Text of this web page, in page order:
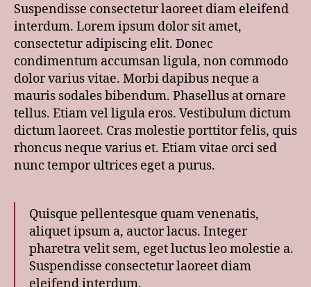
Suspendisse consectetur laoreet diam eleifend
interdum. Lorem ipsum dolor sit amet,
consectetur adipiscing elit. Donec
condimentum accumsan ligula, non commodo
dolor varius vitae. Morbi dapibus neque a
mauris sodales bibendum. Phasellus at ornare
tellus. Etiam vel ligula eros. Vestibulum dictum
dictum laoreet. Cras molestie porttitor felis, quis
rhoncus neque varius et. Etiam vitae orci sed
nunc tempor ultrices eget a purus.
Quisque pellentesque quam venenatis,
aliquet ipsum a, auctor lacus. Integer
pharetra velit sem, eget luctus leo molestie a.
Suspendisse consectetur laoreet diam
eleifend interdum.